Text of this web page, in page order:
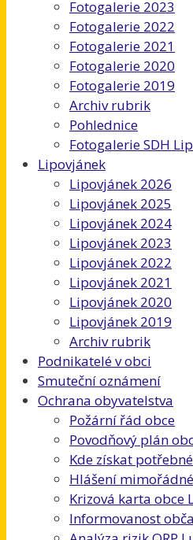
Fotogalerie 2023
Fotogalerie 2022
Fotogalerie 2021
Fotogalerie 2020
Fotogalerie 2019
Archiv rubrik
Pohlednice
Fotogalerie SDH
Lipovjánek
Lipovjánek 2026
Lipovjánek 2025
Lipovjánek 2024
Lipovjánek 2023
Lipovjánek 2022
Lipovjánek 2021
Lipovjánek 2020
Lipovjánek 2019
Archiv rubrik
Podnikatelé v obci
Smuteční oznámení
Ochrana obyvatelstva
Požární řád obce
Povodňový plán
Kde získat
Hlášení
Krizová karta obce
Informovanost